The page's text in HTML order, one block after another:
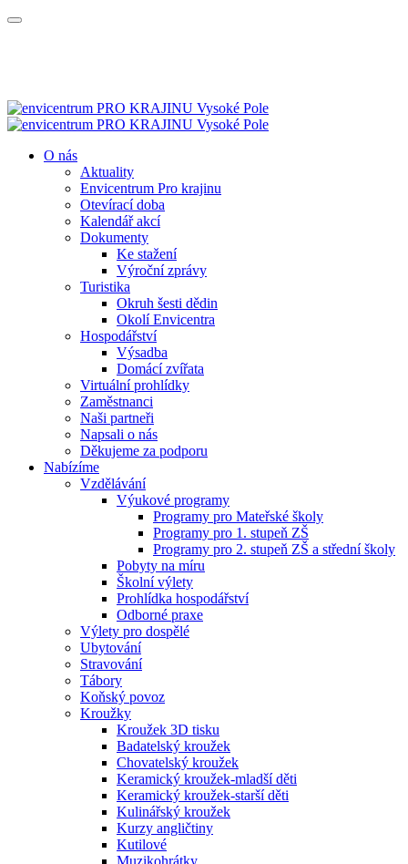
O nás
Aktuality
Envicentrum Pro krajinu
Otevírací doba
Kalendář akcí
Dokumenty
Ke stažení
Výroční zprávy
Turistika
Okruh šesti dědin
Okolí Envicentra
Hospodářství
Výsadba
Domácí zvířata
Virtuální prohlídky
Zaměstnanci
Naši partneři
Napsali o nás
Děkujeme za podporu
Nabízíme
Vzdělávání
Výukové programy
Programy pro Mateřské školy
Programy pro 1. stupeň ZŠ
Programy pro 2. stupeň ZŠ a střední školy
Pobyty na míru
Školní výlety
Prohlídka hospodářství
Odborné praxe
Výlety pro dospělé
Ubytování
Stravování
Tábory
Koňský povoz
Kroužky
Kroužek 3D tisku
Badatelský kroužek
Chovatelský kroužek
Keramický kroužek-mladší děti
Keramický kroužek-starší děti
Kulinářský kroužek
Kurzy angličtiny
Kutilové
Muzikohrátky